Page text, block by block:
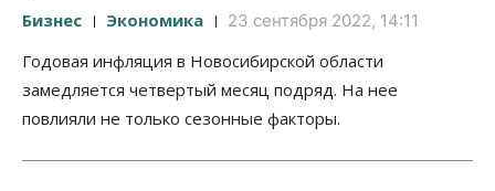
Бизнес Экономика 23 сентября 2022, 14:11
Годовая инфляция в Новосибирской области
замедляется четвертый месяц подряд. На нее
повлияли не только сезонные факторы.